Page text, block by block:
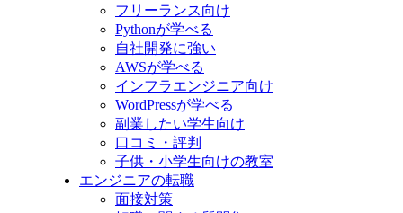
フリーランス向け
Pythonが学べる
自社開発に強い
AWSが学べる
インフラエンジニア向け
WordPressが学べる
副業したい学生向け
口コミ・評判
子供・小学生向けの教室
エンジニアの転職
面接対策